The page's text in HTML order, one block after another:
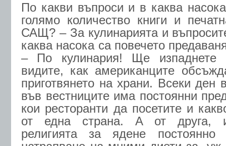
По какви въпроси и в каква
голямо количество книги и
САЩ? – За кулинарията и
каква насока са повечето
– По кулинария! Ще изпаднете
видите, как американците
приготвянето на храни. Всеки ден
във вестниците има постоянни
кои ресторанти да посетите и
от една страна. А от друга,
религията за ядене